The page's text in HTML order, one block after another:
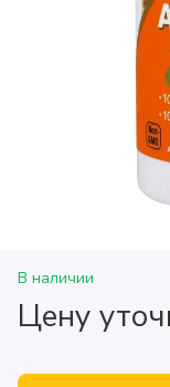
В наличии
Цену